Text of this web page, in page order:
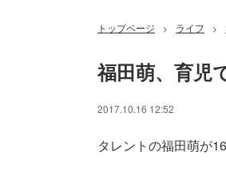
トップページ > ライフ >
福田萌、育児
2017.10.16 12:52
タレントの福田萌が